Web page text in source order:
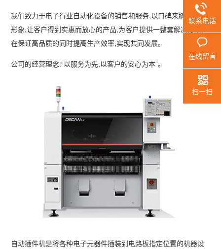
我们致力于电子行业自动化设备的销售和服务,以口碑来树立企业
形象,让客户得到实惠而放心的产品,为客户提供一整套解决方案,
在保证高品质的同时提高生产效率,实现共同发展。
公司的经营理念:“以服务为先,以客户的安心为本”。
自动插件机是将各种电子元器件插装到电路板指定位置的机器设
联系电话
在线留言
扫一扫